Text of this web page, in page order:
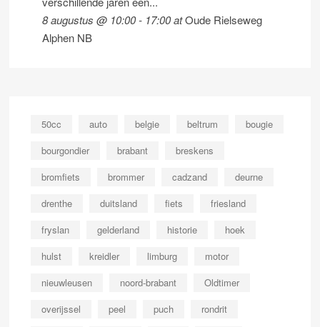
8 augustus @ 10:00- 17:00atOude Rielseweg
Alphen NB
50cc auto belgie beltrum
bougie
bourgondier
brabant
breskens
bromfiets
brommer cadzand
deurne
drenthe
duitsland fiets
friesland
fryslan
gelderland historie
hoek
hulst
kreidler limburg
motor
nieuwleusen
noord-brabant
Oldtimer
overijssel
peel puch
rondrit